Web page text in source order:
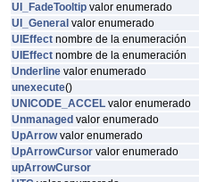
UI_FadeTooltip valor enumerado
UI_General valor enumerado
UIEffect nombre de la enumeración
UIEffect nombre de la enumeración
Underline valor enumerado
unexecute()
UNICODE_ACCEL valor enumerado
Unmanaged valor enumerado
UpArrowvalor enumerado
UpArrowCursor valor enumerado
upArrowCursor